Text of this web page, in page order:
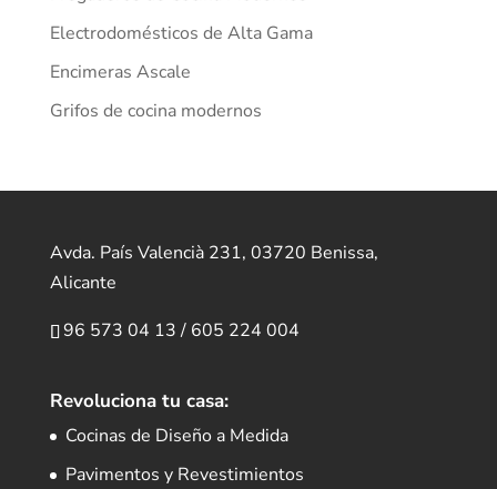
Electrodomésticos de Alta Gama
Encimeras Ascale
Grifos de cocina modernos
Avda. País Valencià 231, 03720 Benissa,
Alicante
96 573 04 13/ 605 224 004
Revoluciona tu casa:
Cocinas de Diseño a Medida
Pavimentos y Revestimientos